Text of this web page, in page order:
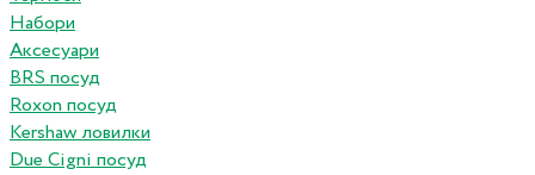
Набори
Аксесуари
BRS посуд
Roxon посуд
Kershaw ловилки
Due Cigni посуд